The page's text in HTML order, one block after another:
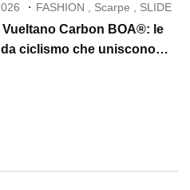
FASHION Scarpe SLIDE
Carbon BOA®: le
ciclismo che uniscono